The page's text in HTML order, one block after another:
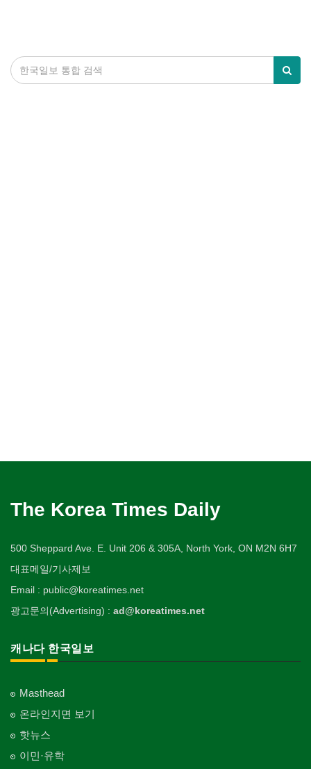
The Korea Times Daily
500 Sheppard Ave. E. Unit 206 & 305A, North York, ON M2N 6H7
대표메일/기사제보
Email : public@koreatimes.net
광고문의(Advertising) : ad@koreatimes.net
캐나다 한국일보
Masthead
온라인지면 보기
핫뉴스
이민·유학